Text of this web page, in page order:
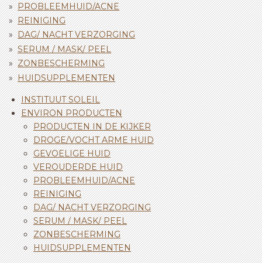
PROBLEEMHUID/ACNE
REINIGING
DAG/ NACHT VERZORGING
SERUM / MASK/ PEEL
ZONBESCHERMING
HUIDSUPPLEMENTEN
INSTITUUT SOLEIL
ENVIRON PRODUCTEN
PRODUCTEN IN DE KIJKER
DROGE/VOCHT ARME HUID
GEVOELIGE HUID
VEROUDERDE HUID
PROBLEEMHUID/ACNE
REINIGING
DAG/ NACHT VERZORGING
SERUM / MASK/ PEEL
ZONBESCHERMING
HUIDSUPPLEMENTEN